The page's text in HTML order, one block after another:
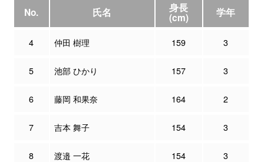
No. 氏名 身長
(cm) 学年
4 仲田 樹理 159 3
5 池部 ひかり 157 3
6 藤岡 和果奈 164 2
7 吉本 舞子 154 3
8 渡邉 一花 154 3